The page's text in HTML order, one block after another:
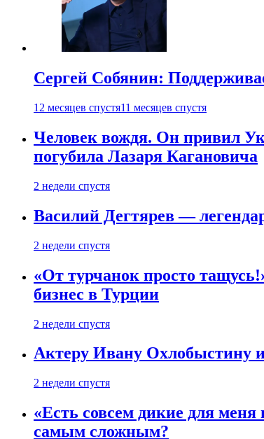
Сергей Собянин:
12 месяцев спустя11 месяцев спустя
Человек вождя. Он привил
погубила Лазаря Кагановича
2 недели спустя
Василий Дегтярев —
2 недели спустя
«От турчанок просто
бизнес в Турции
2 недели спустя
Актеру Ивану Охлобыстину
2 недели спустя
«Есть совсем дикие для
самым сложным?